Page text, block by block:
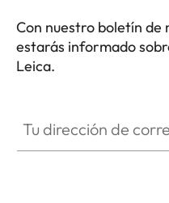
Con nuestro boletín de
estarás informado
Leica.